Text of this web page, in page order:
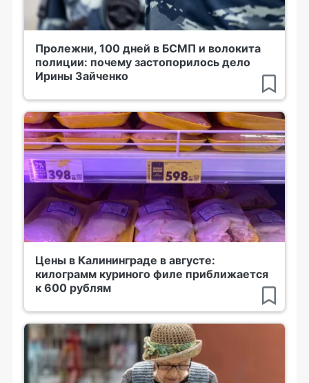
Пролежни, 100 дней в БСМП и волокита
полиции: почему застопорилось дело
Ирины Зайченко
Цены в Калининграде в августе:
килограмм куриного филе приближается
к 600 рублям